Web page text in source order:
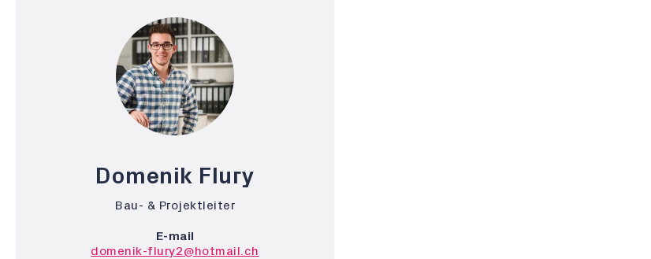
Domenik Flury
Bau- & Projektleiter
E-mail
domenik-flury2@hotmail.ch